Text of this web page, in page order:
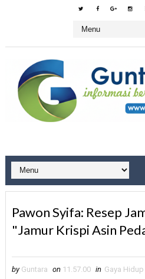
Pawon Syifa: Resep
"Jamur Krispi Asin
by Guntara on 11.57.00 in Gaya Hidup